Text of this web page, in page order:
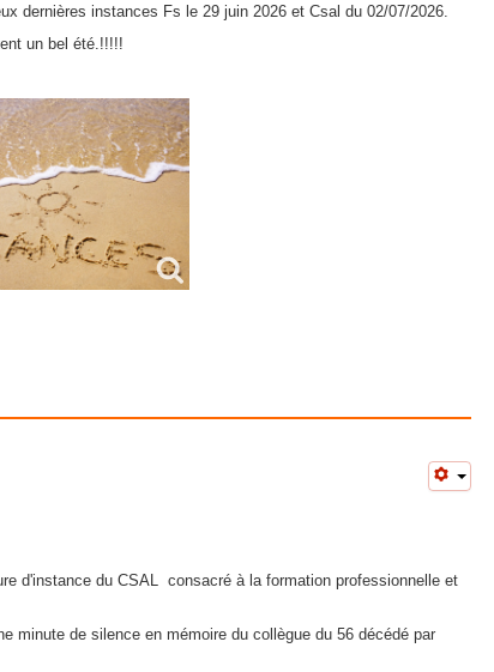
dernières instances Fs le 29 juin 2026 et Csal du 02/07/2026.
un bel été.!!!!!
d'instance du CSAL consacré à la formation professionnelle et
minute de silence en mémoire du collègue du 56 décédé par